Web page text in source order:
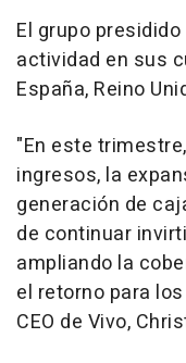
El grupo
actividad en sus
España, Reino
"En este
ingresos, la
generación de
de continuar
ampliando la
el retorno para
CEO de Vivo,